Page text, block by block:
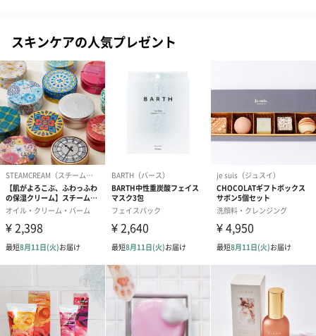
・天然由来成分配合のため、沈殿が生じることや、
色・香り・粘性等が多少異なる場合がありますが、品
質には問題ありません。
・高温・低温の場所、直射日光を避けて保管してくだ
さい。
・乳幼児の手の届かないところに保管してください。
・使用後は必ずキャップをしっかりしめてください。
商品オプション情報
お届けボックスオプション
配送用のダンボールを装飾いたします。お相手のご住所に直接お
送りする際に人気のオプションです。お相手に直接手渡しする場
合は、紙袋との併用もおすすめです。
スキンケアの人気プレゼント